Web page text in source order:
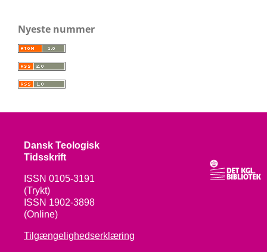
Nyeste nummer
Dansk Teologisk
Tidsskrift
ISSN 0105-3191
(Trykt)
ISSN 1902-3898
(Online)
Tilgængelighedserklæring